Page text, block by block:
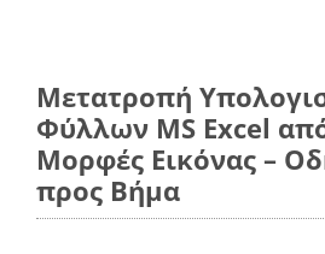
Μετατροπή
Φύλλων MS Excel
Μορφές Εικόνας –
προς Βήμα